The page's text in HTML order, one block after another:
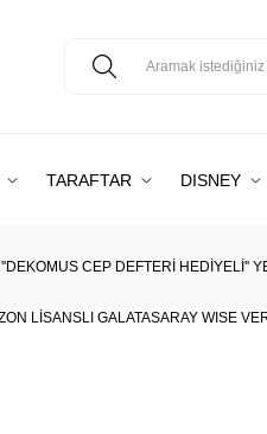
TARAFTAR DISNEY
''DEKOMUS CEP DEFTERİ HEDİYELİ''